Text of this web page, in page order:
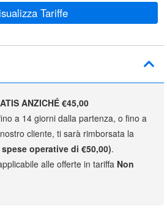
Tariffe
ANZICHÉ €45,00
a 14 giorni dalla partenza, o fino a
cliente, ti sarà rimborsata la
operative di €50,00).
alle offerte in tariffa Non